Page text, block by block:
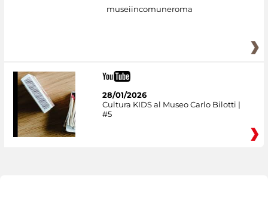
museiincomuneroma
28/01/2026
Cultura KIDS al Museo Carlo Bilotti |
#5